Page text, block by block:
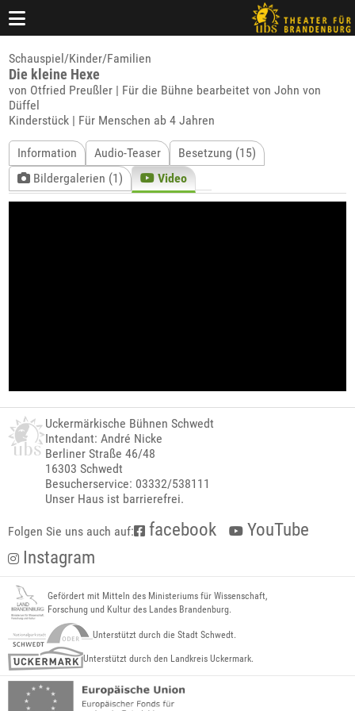
Schauspiel/Kinder/Familien
Die kleine Hexe
von Otfried Preußler | Für die Bühne bearbeitet von John von
Düffel
Kinderstück | Für Menschen ab 4 Jahren
Information Audio-Teaser
Besetzung (15)
Bildergalerien (1)
Video
Uckermärkische Bühnen Schwedt
Intendant: André Nicke
Berliner Straße 46/48
16303 Schwedt
Besucherservice: 03332/538111
Unser Haus ist barrierefrei.
Folgen Sie uns auch auf: facebook
YouTube
Instagram
Gefördert mit Mitteln des Ministeriums für Wissenschaft,
Forschung und Kultur des Landes Brandenburg.
Unterstützt durch die Stadt Schwedt.
Unterstützt durch den Landkreis Uckermark.